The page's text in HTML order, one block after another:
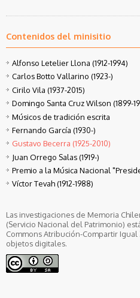
Contenidos del minisitio
Alfonso Letelier Llona (1912-1994)
Carlos Botto Vallarino (1923-)
Cirilo Vila (1937-2015)
Domingo Santa Cruz Wilson (1899-
Músicos de tradición escrita
Fernando García (1930-)
Gustavo Becerra (1925-2010)
Juan Orrego Salas (1919-)
Premio a la Música Nacional
Víctor Tevah (1912-1988)
Las investigaciones de Memoria
(Servicio Nacional del Patrimonio)
Commons Atribución-Compartir
objetos digitales.